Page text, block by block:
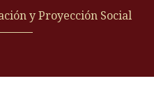
y Proyección Social